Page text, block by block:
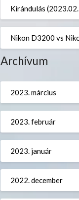
Kirándulás
Nikon D3200 vs
Archívum
2023. március
2023. február
2023. január
2022. december